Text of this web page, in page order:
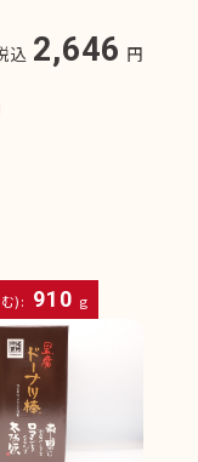
込 2,646 円
): 910 g